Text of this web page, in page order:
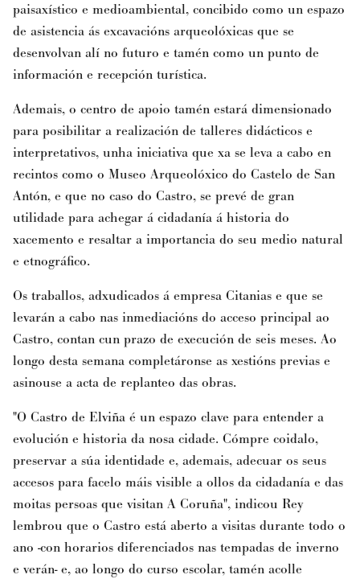
paisaxístico e medioambiental, concibido como un espazo
de asistencia ás excavacións arqueolóxicas que se
desenvolvan alí no futuro e tamén como un punto de
información e recepción turística.
Ademais, o centro de apoio tamén estará dimensionado
para posibilitar a realización de talleres didácticos e
interpretativos, unha iniciativa que xa se leva a cabo en
recintos como o Museo Arqueolóxico do Castelo de San
Antón, e que no caso do Castro, se prevé de gran
utilidade para achegar á cidadanía á historia do
xacemento e resaltar a importancia do seu medio natural
e etnográfico.
Os traballos, adxudicados á empresa Citanias e que se
levarán a cabo nas inmediacións do acceso principal ao
Castro, contan cun prazo de execución de seis meses. Ao
longo desta semana completáronse as xestións previas e
asinouse a acta de replanteo das obras.
"O Castro de Elviña é un espazo clave para entender a
evolución e historia da nosa cidade. Cómpre coidalo,
preservar a súa identidade e, ademais, adecuar os seus
accesos para facelo máis visible a ollos da cidadanía e das
moitas persoas que visitan A Coruña", indicou Rey
lembrou que o Castro está aberto a visitas durante todo o
ano -con horarios diferenciados nas tempadas de inverno
e verán- e, ao longo do curso escolar, tamén acolle